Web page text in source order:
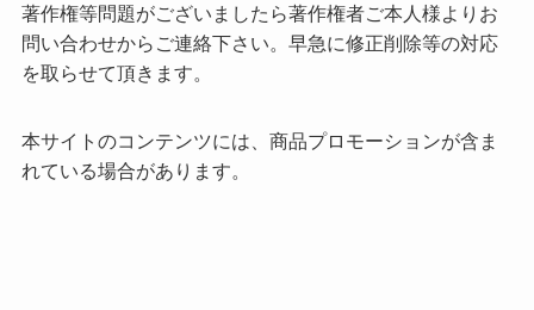
著作権等問題がございましたら著作権者ご本人様よりお
問い合わせからご連絡下さい。早急に修正削除等の対応
を取らせて頂きます。
本サイトのコンテンツには、商品プロモーションが含ま
れている場合があります。